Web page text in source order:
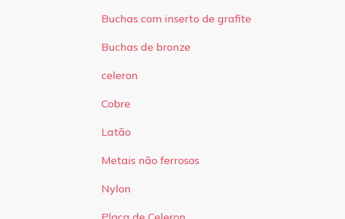
Buchas com inserto de grafite
Buchas de bronze
celeron
Cobre
Latão
Metais não ferrosos
Nylon